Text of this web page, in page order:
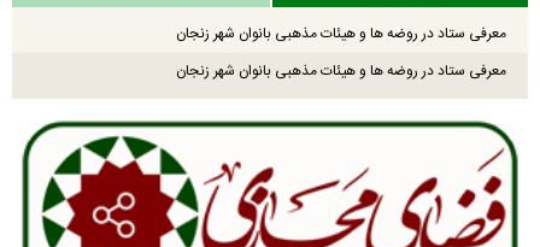
معرفی ستاد در روضه ها و هیئات مذهبی بانوان شهر زنجان
معرفی ستاد در روضه ها و هیئات مذهبی بانوان شهر زنجان